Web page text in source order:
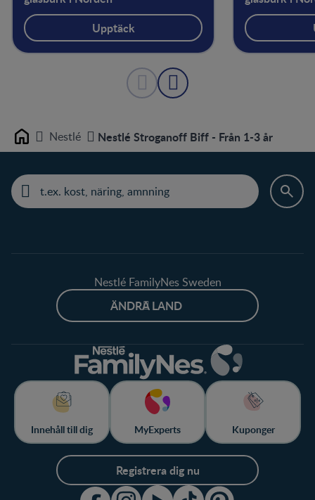
Upptäck
Home Nestlé Nestlé Stroganoff Biff - Från 1-3 år
Nestlé FamilyNes Sweden
ÄNDRA LAND
Innehåll till dig MyExperts Kuponger
Registrera dig nu